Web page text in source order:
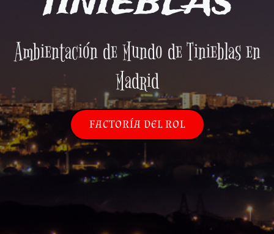
Ambientación de Mundo de Tinieblas en
Madrid
FACTORÍA DEL ROL